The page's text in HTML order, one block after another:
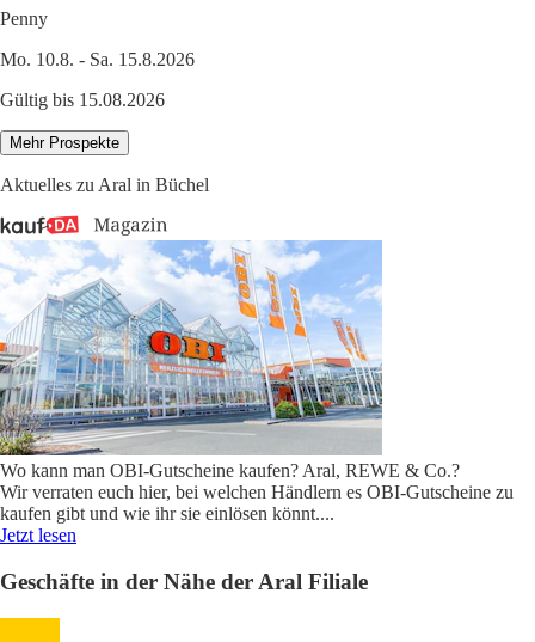
Penny
Mo. 10.8. - Sa. 15.8.2026
Gültig bis 15.08.2026
Mehr Prospekte
Aktuelles zu Aral in Büchel
Wo kann man OBI-Gutscheine kaufen? Aral, REWE & Co.?
Wir verraten euch hier, bei welchen Händlern es OBI-Gutscheine zu
kaufen gibt und wie ihr sie einlösen könnt....
Jetzt lesen
Geschäfte in der Nähe der Aral Filiale